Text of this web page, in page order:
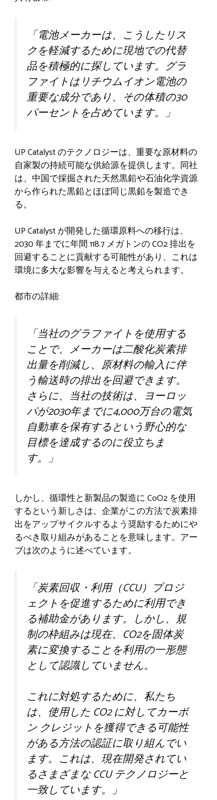
「電池メーカーは、こうしたリス
クを軽減するために現地での代替
品を積極的に探しています。グラ
ファイトはリチウムイオン電池の
重要な成分であり、その体積の30
パーセントを占めています。」
UP Catalyst のテクノロジーは、重要な原材料の
自家製の持続可能な供給源を提供します。同社
は、中国で採掘された天然黒鉛や石油化学資源
から作られた黒鉛とほぼ同じ黒鉛を製造でき
る。
UP Catalyst が開発した循環原料への移行は、
2030 年までに年間 118.7 メガトンの CO2 排出を
回避することに貢献する可能性があり、これは
環境に多大な影響を与えると考えられます。
都市の詳細:
「当社のグラファイトを使用する
ことで、メーカーは二酸化炭素排
出量を削減し、原材料の輸入に伴
う輸送時の排出を回避できます。
さらに、当社の技術は、ヨーロッ
パが2030年までに4,000万台の電気
自動車を保有するという野心的な
目標を達成するのに役立ちま
す。」
しかし、循環性と新製品の製造に CoO2 を使用
するという新しさは、企業がこの方法で炭素排
出をアップサイクルするよう奨励するためにや
るべき取り組みがあることを意味します。アー
ブは次のように述べています。
「炭素回収・利用（CCU）プロジ
ェクトを促進するために利用でき
る補助金があります。しかし、規
制の枠組みは現在、CO2を固体炭
素に変換することを利用の一形態
として認識していません。
これに対処するために、私たち
は、使用した CO2 に対してカーボ
ン クレジットを獲得できる可能性
がある方法の認証に取り組んでい
ます。これは、現在開発されてい
るさまざまな CCU テクノロジーと
一致しています。」